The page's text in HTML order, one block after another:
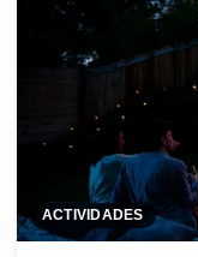
ACTIVIDADES